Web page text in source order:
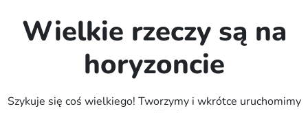
Wielkie rzeczy są na
horyzoncie
Szykuje się coś wielkiego! Tworzymy i wkrótce uruchomimy